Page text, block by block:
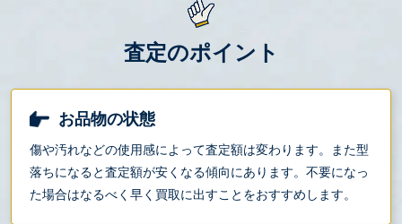
査定のポイント
お品物の状態
傷や汚れなどの使用感によって査定額は変わります。また型
落ちになると査定額が安くなる傾向にあります。不要になっ
た場合はなるべく早く買取に出すことをおすすめします。